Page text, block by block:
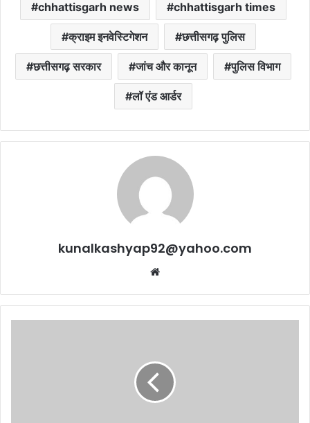
chhattisgarh news chhattisgarh times
क्राइम इनवेस्टिगेशन छत्तीसगढ़ पुलिस
छत्तीसगढ़ सरकार जांच और कानून पुलिस विभाग
लॉ एंड आर्डर
kunalkashyap92@yahoo.com